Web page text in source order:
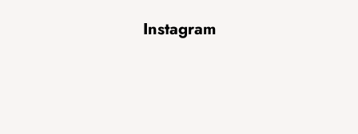
Instagram